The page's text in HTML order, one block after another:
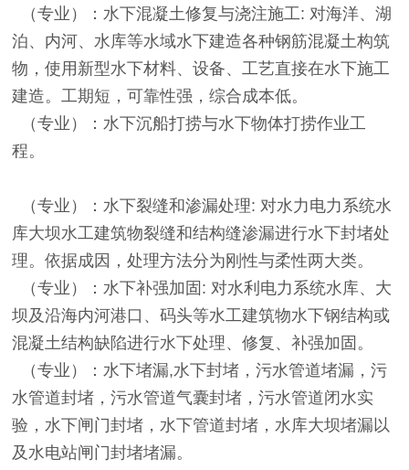
（专业）：水下混凝土修复与浇注施工: 对海洋、湖
泊、内河、水库等水域水下建造各种钢筋混凝土构筑
物，使用新型水下材料、设备、工艺直接在水下施工
建造。工期短，可靠性强，综合成本低。
（专业）：水下沉船打捞与水下物体打捞作业工
程。
（专业）：水下裂缝和渗漏处理: 对水力电力系统水
库大坝水工建筑物裂缝和结构缝渗漏进行水下封堵处
理。依据成因，处理方法分为刚性与柔性两大类。
（专业）：水下补强加固: 对水利电力系统水库、大
坝及沿海内河港口、码头等水工建筑物水下钢结构或
混凝土结构缺陷进行水下处理、修复、补强加固。
（专业）：水下堵漏,水下封堵，污水管道堵漏，污
水管道封堵，污水管道气囊封堵，污水管道闭水实
验，水下闸门封堵，水下管道封堵，水库大坝堵漏以
及水电站闸门封堵堵漏。